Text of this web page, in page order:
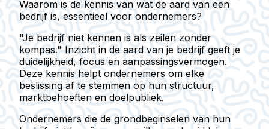
Waarom is de kennis van wat de aard van een
bedrijf is, essentieel voor ondernemers?
"Je bedrijf niet kennen is als zeilen zonder
kompas." Inzicht in de aard van je bedrijf geeft je
duidelijkheid, focus en aanpassingsvermogen.
Deze kennis helpt ondernemers om elke
beslissing af te stemmen op hun structuur,
marktbehoeften en doelpubliek.
Ondernemers die de grondbeginselen van hun